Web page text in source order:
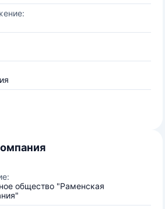
общество "Раменская